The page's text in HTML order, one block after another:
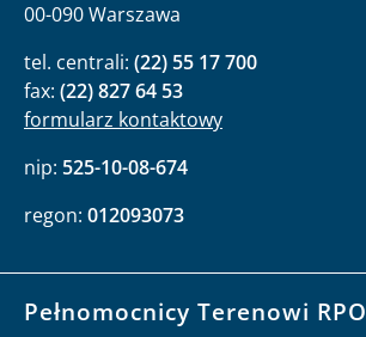
00-090 Warszawa
tel. centrali: (22) 55 17 700
fax: (22) 827 64 53
formularz kontaktowy
nip: 525-10-08-674
regon: 012093073
Pełnomocnicy Terenowi RPO